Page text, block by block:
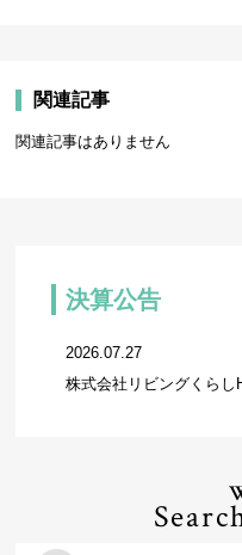
関連記事
関連記事はありません
決算公告
2026.07.27
株式会社リビングくらし